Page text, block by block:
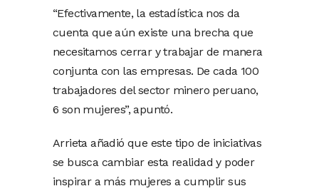
“Efectivamente, la estadística nos da
cuenta que aún existe una brecha que
necesitamos cerrar y trabajar de manera
conjunta con las empresas. De cada 100
trabajadores del sector minero peruano,
6 son mujeres”, apuntó.
Arrieta añadió que este tipo de iniciativas
se busca cambiar esta realidad y poder
inspirar a más mujeres a cumplir sus